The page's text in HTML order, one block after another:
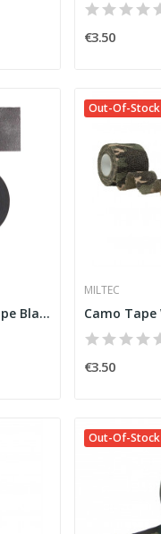
€3.50
PVC Insulation Tape Black [Immortal Warrior]
Out-Of-Stock
MILTEC
€3.50
Out-Of-Stock